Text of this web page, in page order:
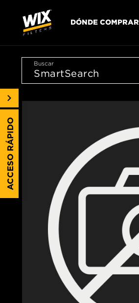
DÓNDE COMPRAR
Buscar
ACCESO RÁPIDO